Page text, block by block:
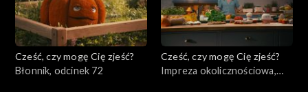
Cześć, czy mogę Cię zjeść?
Błonnik, odcinek 72
Cześć, czy mogę Cię zjeść?
Impreza okolicznościowa,